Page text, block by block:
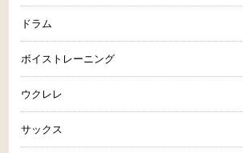
ドラム
ボイストレーニング
ウクレレ
サックス